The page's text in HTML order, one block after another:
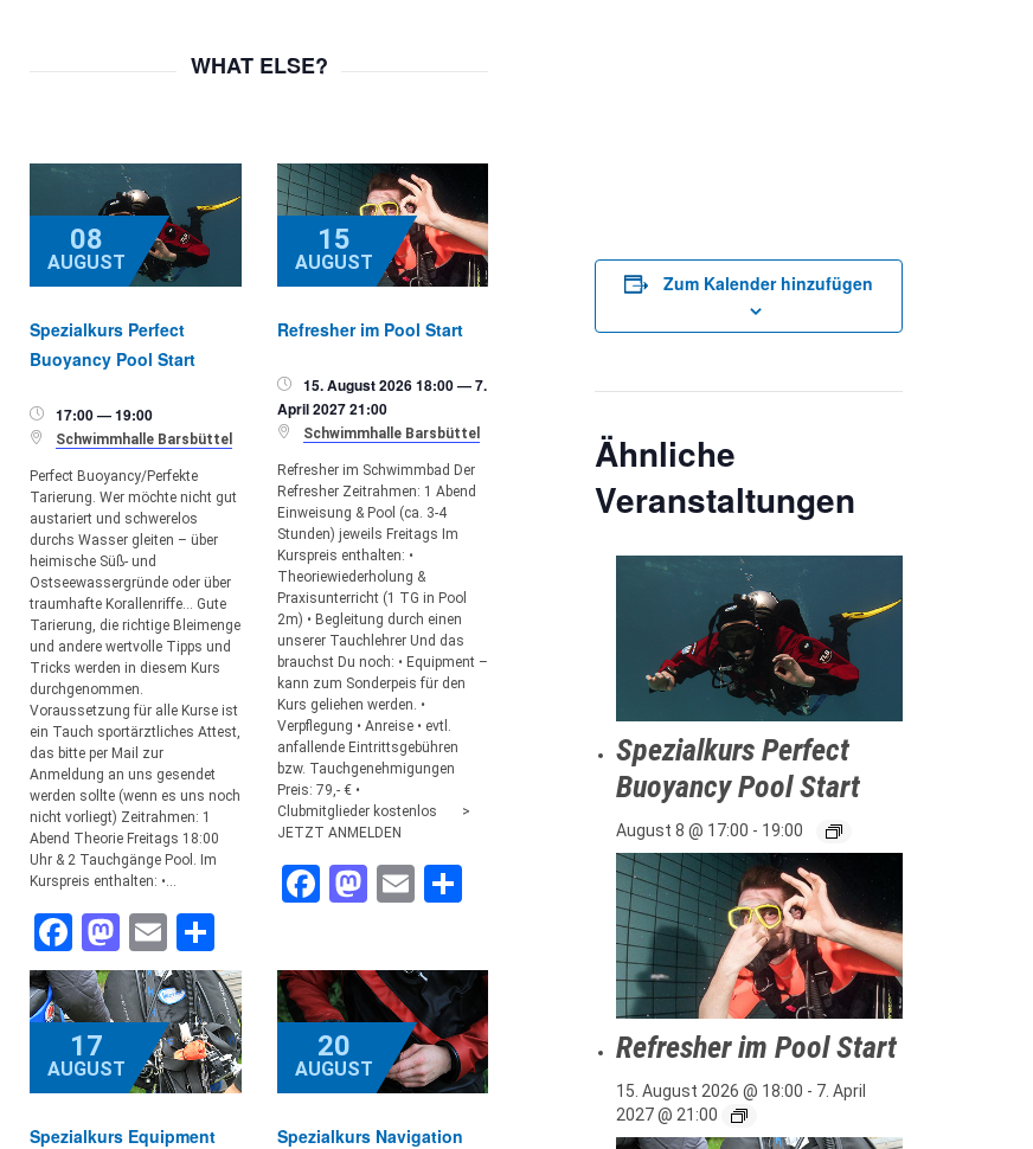
WHAT ELSE?
08
AUGUST
Spezialkurs Perfect
Buoyancy Pool Start
 17:00 — 19:00
 Schwimmhalle Barsbüttel
Perfect Buoyancy/Perfekte
Tarierung. Wer möchte nicht gut
austariert und schwerelos
durchs Wasser gleiten – über
heimische Süß- und
Ostseewassergründe oder über
traumhafte Korallenriffe… Gute
Tarierung, die richtige Bleimenge
und andere wertvolle Tipps und
Tricks werden in diesem Kurs
durchgenommen.
Voraussetzung für alle Kurse ist
ein Tauch sportärztliches Attest,
das bitte per Mail zur
Anmeldung an uns gesendet
werden sollte (wenn es uns noch
nicht vorliegt) Zeitrahmen: 1
Abend Theorie Freitags 18:00
Uhr & 2 Tauchgänge Pool. Im
Kurspreis enthalten: •…
Facebook
Mastodon
Email
15
AUGUST
Refresher im Pool Start

15. August 2026 18:00 — 7.
April 2027 21:00
 Schwimmhalle Barsbüttel
Refresher im Schwimmbad Der
Refresher Zeitrahmen: 1 Abend
Einweisung & Pool (ca. 3-4
Stunden) jeweils Freitags Im
Kurspreis enthalten: •
Theoriewiederholung &
Praxisunterricht (1 TG in Pool
2m) • Begleitung durch einen
unserer Tauchlehrer Und das
brauchst Du noch: • Equipment –
kann zum Sonderpeis für den
Kurs geliehen werden. •
Verpflegung • Anreise • evtl.
anfallende Eintrittsgebühren
bzw. Tauchgenehmigungen
Preis: 79,- € •
Clubmitglieder kostenlos >
JETZT ANMELDEN
Facebook
Mastodon
EmailTeilen
17
AUGUST
Spezialkurs Equipment
20
AUGUST
Spezialkurs Navigation
Zum Kalender hinzufügen
Ähnliche
Veranstaltungen
Spezialkurs Perfect
Buoyancy Pool Start
August 8 @ 17:00 - 19:00
Refresher im Pool Start
15. August 2026 @ 18:00 - 7. April
2027 @ 21:00